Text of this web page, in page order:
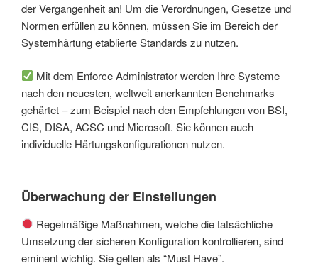
der Vergangenheit an! Um die Verordnungen, Gesetze und
Normen erfüllen zu können, müssen Sie im Bereich der
Systemhärtung etablierte Standards zu nutzen.
Mit dem Enforce Administrator werden Ihre Systeme
nach den neuesten, weltweit anerkannten Benchmarks
gehärtet – zum Beispiel nach den Empfehlungen von BSI,
CIS, DISA, ACSC und Microsoft. Sie können auch
individuelle Härtungskonfigurationen nutzen.
Überwachung der Einstellungen
Regelmäßige Maßnahmen, welche die tatsächliche
Umsetzung der sicheren Konfiguration kontrollieren, sind
eminent wichtig. Sie gelten als “Must Have”.